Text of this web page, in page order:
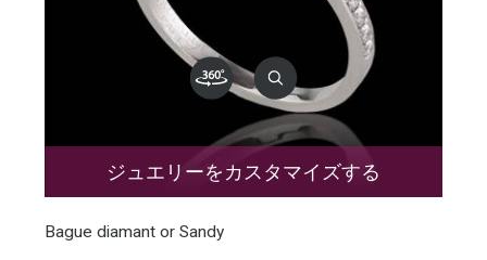
ジュエリーをカスタマイズする
Bague diamant or Sandy